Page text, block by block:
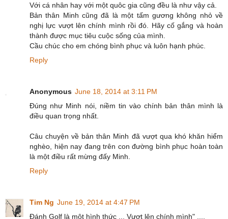
Với cá nhân hay với một quôc gia cũng đều là như vậy cả.
Bản thân Minh cũng đã là một tấm gương không nhỏ về
nghị lực vượt lên chính mình rồi đó. Hãy cố gắng và hoàn
thành được mục tiêu cuộc sống của mình.
Cầu chúc cho em chóng bình phục và luôn hạnh phúc.
Reply
Anonymous June 18, 2014 at 3:11 PM
Đúng như Minh nói, niềm tin vào chính bản thân mình là
điều quan trọng nhất.
Câu chuyện về bản thân Minh đã vượt qua khó khăn hiểm
nghèo, hiện nay đang trên con đường bình phục hoàn toàn
là một điều rất mừng đấy Minh.
Reply
Tim Ng June 19, 2014 at 4:47 PM
Đánh Golf là một hình thức ... Vượt lên chính mình" ....